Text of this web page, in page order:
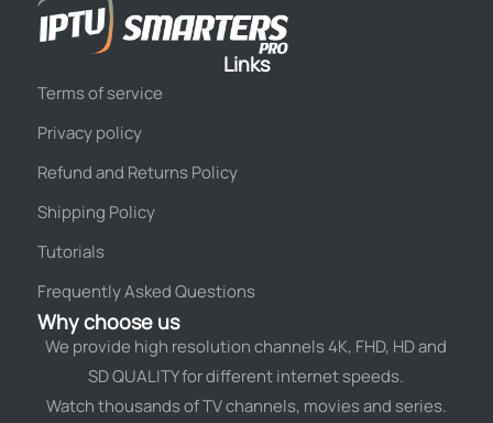
Links
Terms of service
Privacy policy
Refund and Returns Policy
Shipping Policy
Tutorials
Frequently Asked Questions
Why choose us
We provide high resolution channels 4K, FHD, HD and
SD QUALITY for different internet speeds.
Watch thousands of TV channels, movies and series.